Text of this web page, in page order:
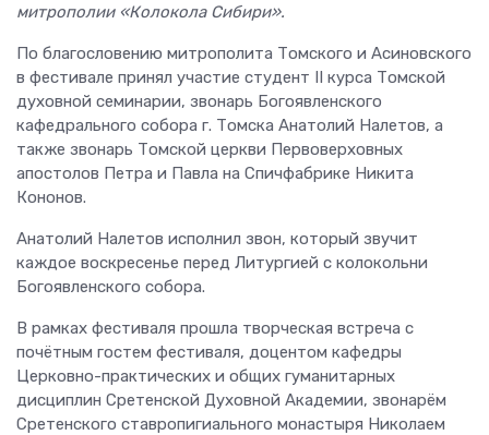
митрополии «Колокола Сибири».
По благословению митрополита Томского и Асиновского
в фестивале принял участие студент II курса Томской
духовной семинарии, звонарь Богоявленского
кафедрального собора г. Томска Анатолий Налетов, а
также звонарь Томской церкви Первоверховных
апостолов Петра и Павла на Спичфабрике Никита
Кононов.
Анатолий Налетов исполнил звон, который звучит
каждое воскресенье перед Литургией с колокольни
Богоявленского собора.
В рамках фестиваля прошла творческая встреча с
почётным гостем фестиваля, доцентом кафедры
Церковно-практических и общих гуманитарных
дисциплин Сретенской Духовной Академии, звонарём
Сретенского ставропигиального монастыря Николаем